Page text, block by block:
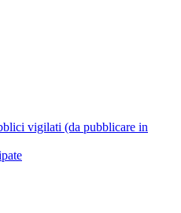
vigilati (da pubblicare in